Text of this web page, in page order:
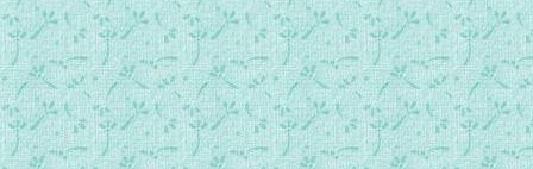
072六、真福贞母准备生耶稣2.mp3
073七、圣家来到伯利恒1.mp3
074七、圣家来到伯利恒2.mp3
075八、圣婴耶稣诞生1.mp3